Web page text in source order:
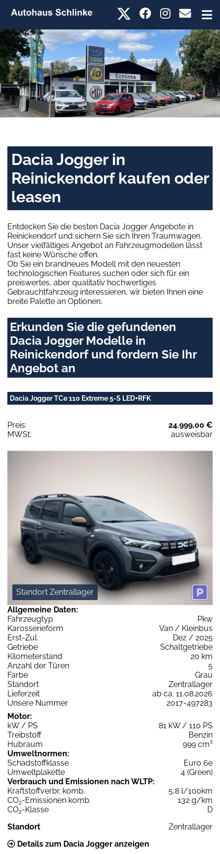
Dacia Jogger in
Reinickendorf kaufen oder
leasen
Entdecken Sie die besten Dacia Jogger Angebote in
Reinickendorf und sichern Sie sich Ihren Traumwagen.
Unser vielfältiges Angebot an Fahrzeugmodellen lässt
fast keine Wünsche offen.
Ob Sie ein brandneues Modell mit den neuesten
technologischen Features suchen oder sich für ein
preiswertes, aber qualitativ hochwertiges
Gebrauchtfahrzeug interessieren, wir bieten Ihnen eine
breite Palette an Optionen.
Erkunden Sie die gefundenen
Dacia Jogger Modelle in
Reinickendorf und fordern Sie Ihr
Angebot an
Dacia Jogger TCe 110 Extreme 5-S LED+RFK
Preis:
24.999,00 €
MWSt:
ausweisbar
Standort Zentrallager
Allgemeine Daten:
Fahrzeugtyp
Pkw
Karosserieform
Van / Kleinbus
Erst-Zul.
Dez / 2025
Getriebe
Schaltgetriebe
Kilometerstand
20 km
Anzahl der Türen
5
Farbe
Grau
Standort
Zentrallager
Lieferzeit
ab ca. 11.08.2026
Unsere Nummer
2017-497283
Motor:
kW / PS
81 kW / 110 PS
Treibstoff
Benzin
Hubraum
999 cm³
Umweltnormen:
Schadstoffklasse
Euro 6e
Umweltplakette
4 (Green)
Verbrauch und Emissionen nach WLTP:
Kraftstoffverbr. komb.
5,8 l/100km
CO2-Emissionen komb.
132 g/km
CO2-Klasse
D
Standort
Zentrallager
Details zum Dacia Jogger anzeigen